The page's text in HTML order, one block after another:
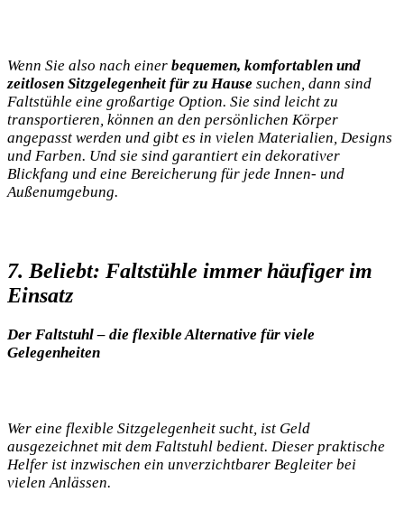
Wenn Sie ​also ‌nach ‌einer bequemen, komfortablen​ und⁢
zeitlosen Sitzgelegenheit‍ für ‍zu‍ Hause suchen,‌ dann ​sind
Faltstühle eine großartige Option. Sie sind⁤ leicht zu‌
transportieren, können an den persönlichen Körper
angepasst werden und⁣ gibt es in vielen Materialien,​ Designs​
und Farben. Und sie sind garantiert ein dekorativer
‌Blickfang und eine Bereicherung für jede Innen- und
Außenumgebung.
7. Beliebt: Faltstühle immer häufiger im
Einsatz
Der Faltstuhl – die flexible Alternative ‌für​ viele
Gelegenheiten
Wer eine flexible‌ Sitzgelegenheit ‍sucht, ist Geld
ausgezeichnet mit dem Faltstuhl⁣ bedient. Dieser praktische
Helfer ‍ist inzwischen ⁤ein‌ unverzichtbarer Begleiter bei
vielen Anlässen.